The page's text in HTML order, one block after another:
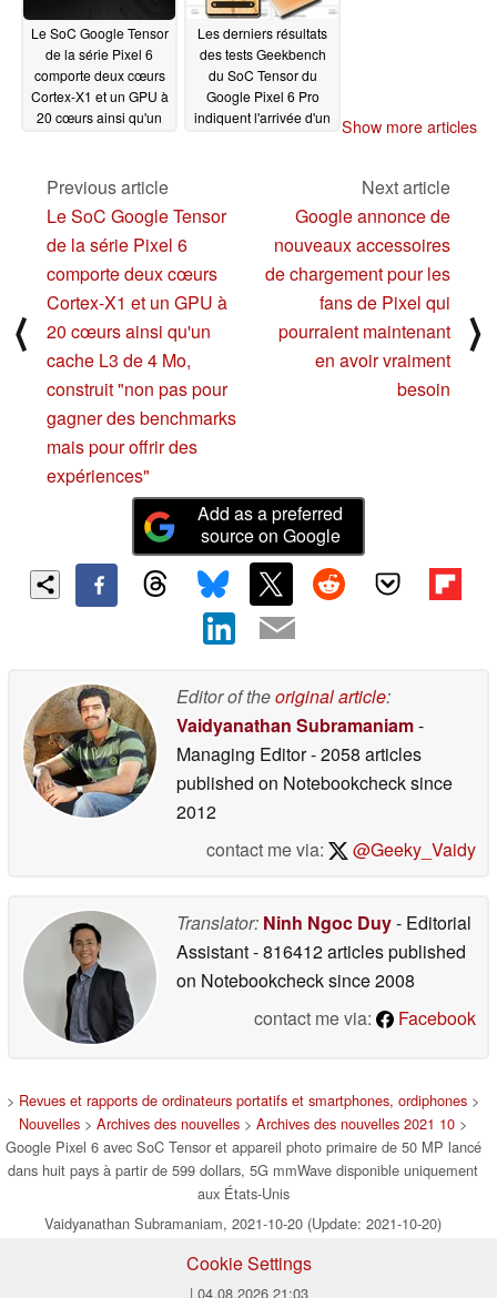
Le SoC Google Tensor
de la série Pixel 6
comporte deux cœurs
Cortex-X1 et un GPU à
20 cœurs ainsi qu'un
gagner des
offrir des expériences"
10/20/2021
Les derniers résultats
des tests Geekbench
du SoC Tensor du
Google Pixel 6 Pro
indiquent l'arrivée d'un
Show more articles
⟨
Previous article
Le SoC Google Tensor
de la série Pixel 6
comporte deux cœurs
Cortex-X1 et un GPU à
20 cœurs ainsi qu'un
cache L3 de 4 Mo,
construit "non pas pour
gagner des benchmarks
mais pour offrir des
expériences"
Next article
Google annonce de
nouveaux accessoires
de chargement pour les
fans de Pixel qui
pourraient maintenant
en avoir vraiment
besoin
⟩
Add as a preferred
source on Google
Editor of theoriginal article:
Vaidyanathan Subramaniam-
Managing Editor- 2058 articles
published on Notebookchecksince
2012
contact me via:
@Geeky_Vaidy
Translator: Ninh Ngoc Duy- Editorial
Assistant- 816412 articles published
on Notebookchecksince 2008
contact me via:
Facebook
> Revues et rapports de ordinateurs portatifs et smartphones, ordiphones >
Nouvelles > Archives des nouvelles > Archives des nouvelles 2021 10 >
Google Pixel 6 avec SoC Tensor et appareil photo primaire de 50 MP lancé
dans huit pays à partir de 599 dollars, 5G mmWave disponible uniquement
aux États-Unis
Vaidyanathan Subramaniam, 2021-10-20 (Update: 2021-10-20)
Cookie Settings
| 04.08.2026 21:03